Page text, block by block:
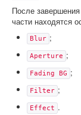
После
части находятся
Blur ;
Aperture ;
Fading BG ;
Filter ;
Effect .